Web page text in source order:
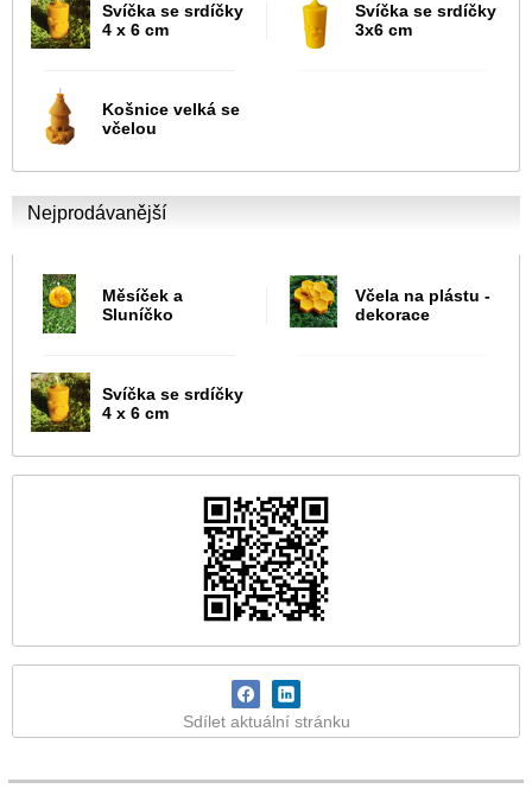
Svíčka se srdíčky
4 x 6 cm
Svíčka se srdíčky
3x6 cm
Košnice velká se
včelou
Nejprodávanější
Měsíček a
Sluníčko
Včela na plástu -
dekorace
Svíčka se srdíčky
4 x 6 cm
Sdílet aktuální stránku